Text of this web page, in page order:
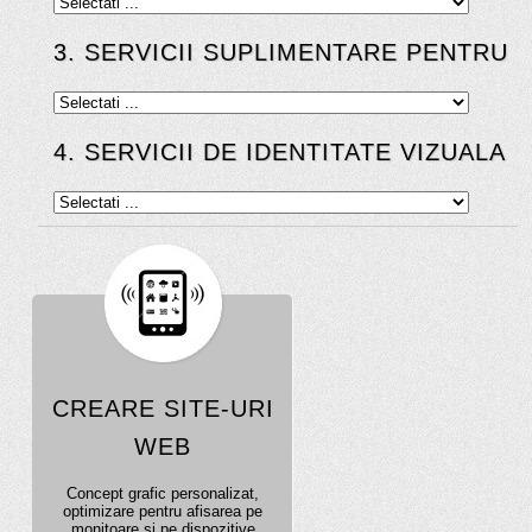
3. SERVICII SUPLIMENTARE PENTRU
4. SERVICII DE IDENTITATE VIZUALA
CREARE SITE-URI
WEB
Concept grafic personalizat,
optimizare pentru afisarea pe